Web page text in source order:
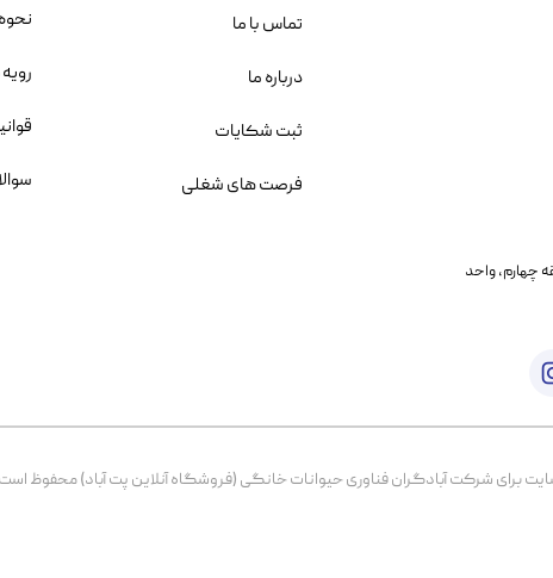
خیابان بنی هاشم پلاک ۲۰۲ ، طبقه چهارم، واحد
شرکت آبادگران فناوری حیوانات خانگی (فروشگاه آنلاین پت آباد) محفوظ است. از ۱۳۹۹ تا
تماس با ما
درباره ما
ثبت شکایات
فرصت های شغلی